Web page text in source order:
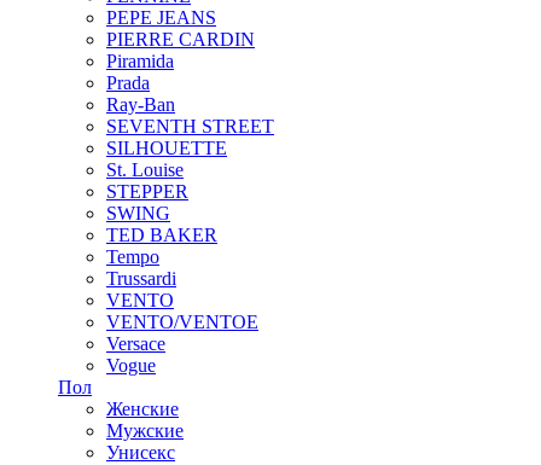
PEPE JEANS
PIERRE CARDIN
Piramida
Prada
Ray-Ban
SEVENTH STREET
SILHOUETTE
St. Louise
STEPPER
SWING
TED BAKER
Tempo
Trussardi
VENTO
VENTO/VENTOE
Versace
Vogue
Пол
Женские
Мужские
Унисекс